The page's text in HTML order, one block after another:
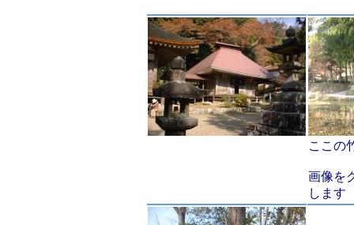
ここの
画像を
します